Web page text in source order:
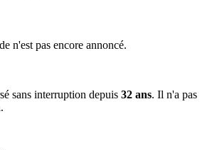
n'est pas encore annoncé.
sans interruption depuis 32 ans. Il n'a pas
.